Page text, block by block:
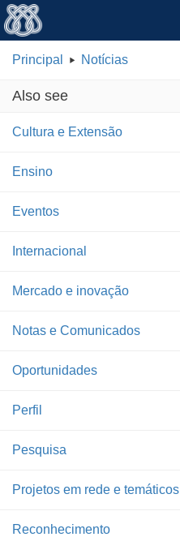
Principal Notícias
Also see
Cultura e Extensão
Ensino
Eventos
Internacional
Mercado e inovação
Notas e Comunicados
Oportunidades
Perfil
Pesquisa
Projetos em rede e temáticos
Reconhecimento